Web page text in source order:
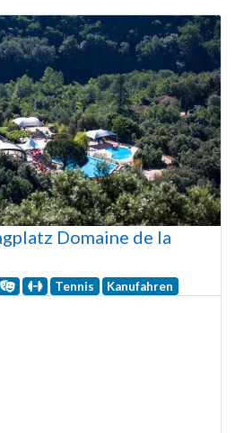
Domaine de la
Tennis Kanufahren